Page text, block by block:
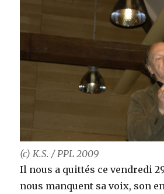
(c) K.S. / PPL 2009
Il nous a quittés ce vendredi
nous manquent sa voix, son